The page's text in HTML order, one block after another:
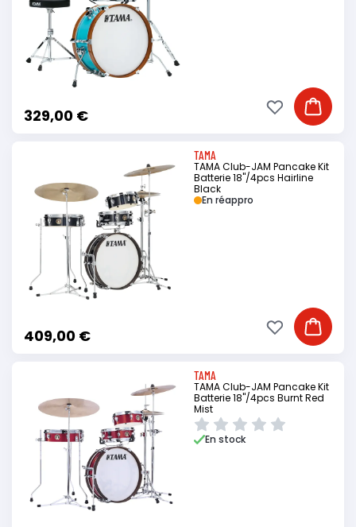
329,00 € Ajouter
Ajouter à ma
TAMA
TAMA Club-JAM Pancake Kit
Batterie 18"/4pcs Hairline
Black
409,00 €
En réappro
Ajouter
Ajouter à ma
TAMA
TAMA Club-JAM Pancake Kit
Batterie 18"/4pcs Burnt Red
Mist
En stock